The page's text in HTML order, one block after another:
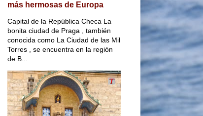
más hermosas de Europa
Capital de la República Checa La
bonita ciudad de Praga , también
conocida como La Ciudad de las Mil
Torres , se encuentra en la región
de B...